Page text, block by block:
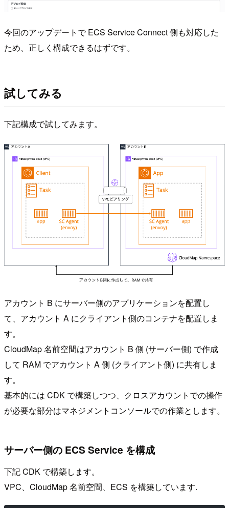
今回のアップデートで ECS Service Connect 側も対応した
ため、正しく構成できるはずです。
試してみる
下記構成で試してみます。
アカウント B にサーバー側のアプリケーションを配置し
て、アカウント A にクライアント側のコンテナを配置しま
す。
CloudMap 名前空間はアカウント B 側 (サーバー側) で作成
して RAM でアカウント A 側 (クライアント側) に共有しま
す。
基本的には CDK で構築しつつ、クロスアカウントでの操作
が必要な部分はマネジメントコンソールでの作業とします。
サーバー側の ECS Service を構成
下記 CDK で構築します。
VPC、CloudMap 名前空間、ECS を構築しています.